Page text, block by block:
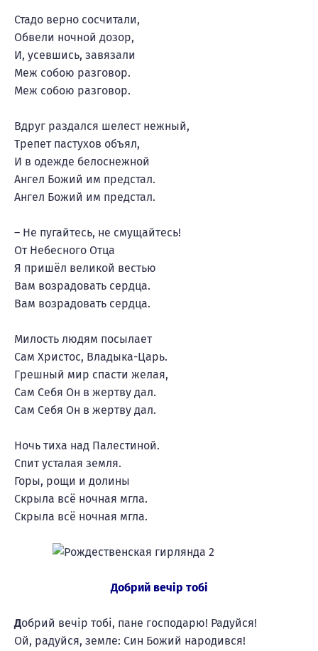
Стадо верно сосчитали,
Обвели ночной дозор,
И, усевшись, завязали
Меж собою разговор.
Меж собою разговор.
Вдруг раздался шелест нежный,
Трепет пастухов объял,
И в одежде белоснежной
Ангел Божий им предстал.
Ангел Божий им предстал.
– Не пугайтесь, не смущайтесь!
От Небесного Отца
Я пришёл великой вестью
Вам возрадовать сердца.
Вам возрадовать сердца.
Милость людям посылает
Сам Христос, Владыка-Царь.
Грешный мир спасти желая,
Сам Себя Он в жертву дал.
Сам Себя Он в жертву дал.
Ночь тиха над Палестиной.
Спит усталая земля.
Горы, рощи и долины
Скрыла всё ночная мгла.
Скрыла всё ночная мгла.
Добрий вечір тобі
Добрий вечір тобі, пане господарю! Радуйся!
Ой, радуйся, земле: Син Божий народився!